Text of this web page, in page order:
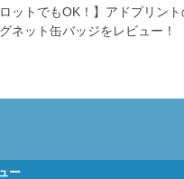
ロットでもOK！】アドプリン
ネット缶バッジをレビュー！
ー